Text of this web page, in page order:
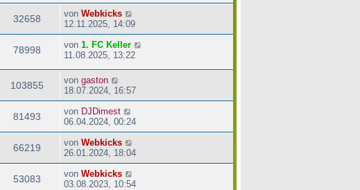
32658 von Webkicks
12.11.2025, 14:09
78998 von 1. FC Keller
11.08.2025, 13:22
103855 von gaston
18.07.2024, 16:57
81493 von DJDimest
06.04.2024, 00:24
66219 von Webkicks
26.01.2024, 18:04
53083 von Webkicks
03.08.2023, 10:54